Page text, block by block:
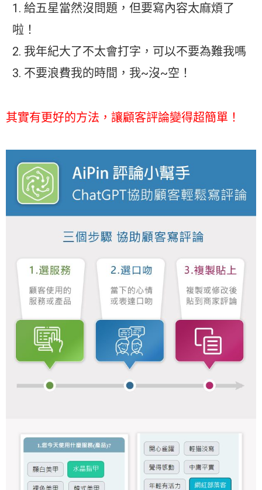
給五星當然沒問題，但要寫內容太麻煩了
啦！
我年紀大了不太會打字，可以不要為難我嗎
不要浪費我的時間，我~沒~空！
其實有更好的方法，讓顧客評論變得超簡單！